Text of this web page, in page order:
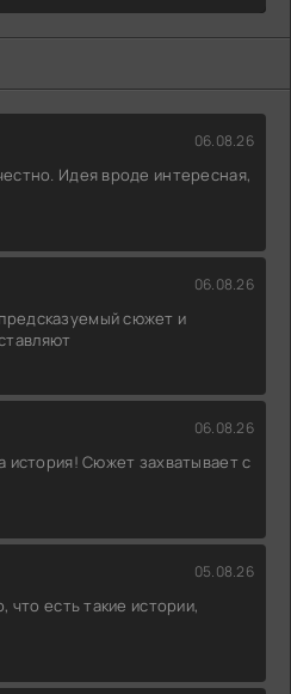
06.08.26
Идея вроде интересная,
06.08.26
сюжет и
06.08.26
история! Сюжет захватывает с
05.08.26
что есть такие истории,